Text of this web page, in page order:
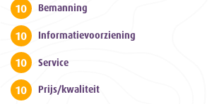
10 Bemanning
10 Informatievoorziening
10 Service
10 Prijs/kwaliteit